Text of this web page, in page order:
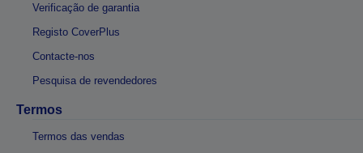
Verificação de garantia
Registo CoverPlus
Contacte-nos
Pesquisa de revendedores
Termos
Termos das vendas